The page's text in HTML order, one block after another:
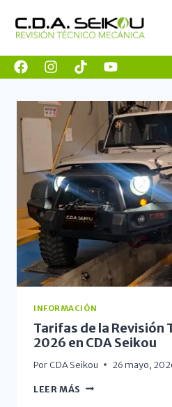
INFORMACIÓN
Tarifas de la Revisión
2026 en CDA Seikou
Por CDA Seikou 26 mayo,
LEER MÁS